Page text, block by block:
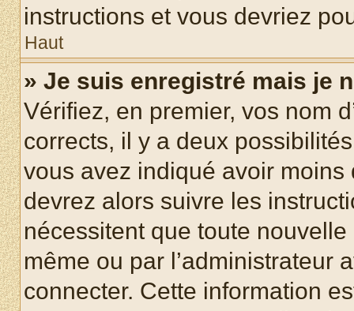
instructions et vous devriez
Haut
» Je suis enregistré mais je
Vérifiez, en premier, vos nom
corrects, il y a deux
vous avez indiqué avoir moins
devrez alors suivre les
nécessitent que toute
même ou par l’administrateur
connecter. Cette information